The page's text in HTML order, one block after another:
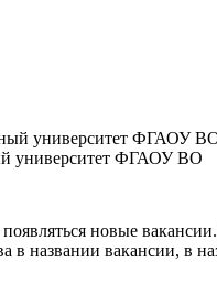
университет ФГАОУ ВО
новые
в названии вакансии, в